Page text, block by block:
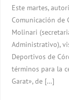
Este martes,
Comunicación de
Molinari
Administrativo),
Deportivos de
términos para la
Garat», de […]